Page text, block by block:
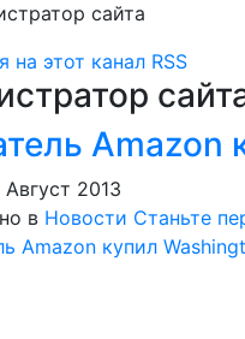
сайта
на этот канал RSS
Amazon
2013
в Новости Станьте